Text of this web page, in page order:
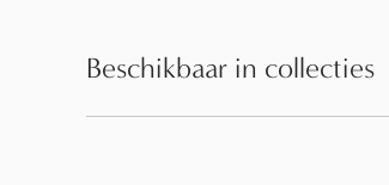
Beschikbaar in collecties